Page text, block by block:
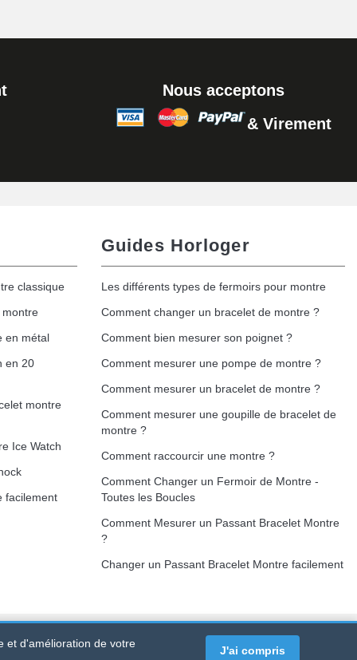
Nous acceptons
& Virement
classique
en métal
en 20
montre
Ice Watch
facilement
Guides Horloger
Les différents types de fermoirs pour montre
Comment changer un bracelet de montre ?
Comment bien mesurer son poignet ?
Comment mesurer une pompe de montre ?
Comment mesurer un bracelet de montre ?
Comment mesurer une goupille de bracelet de
montre ?
Comment raccourcir une montre ?
Comment Changer un Fermoir de Montre -
Toutes les Boucles
Comment Mesurer un Passant Bracelet Montre
?
Changer un Passant Bracelet Montre facilement
PDC - France Métropolitaine Vente en ligne uniquement
et d'amélioration de votre
J'ai compris